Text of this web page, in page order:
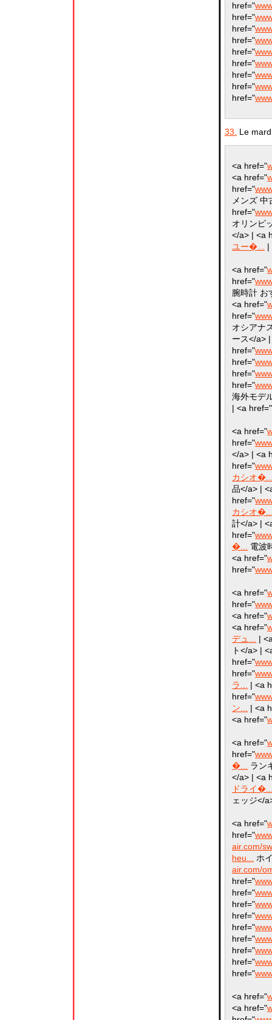
href="
href="
href="
href="
href="
href="
href="
href="
href="
33. Le
<a href="
<a href="
href="
メンズ
href="
オリンピ
</a> | <a
ユー�...
|
<a href="
href="
腕時計 お
<a href="
href="
オシアナ
ース</a>
href="
href="
href="
href="
海外モデ
| <a href="
<a href="
href="
</a> | <a
href="
カシオ
品</a> |
href="
カシオ
計</a> |
href="
�...
電波
<a href="
href="
<a href="
href="
<a href="
<a href="
デュ...
|
ト</a> |
href="
href="
ラ...
| <a
href="
ン...
| <a
<a href="
<a href="
href="
�...
ラン
</a> | <a
ドライ
ェッジ</
<a href="
href="
air.com/
heu...
ホ
air.com/
href="
href="
href="
href="
href="
href="
href="
href="
href="
<a href="
<a href="